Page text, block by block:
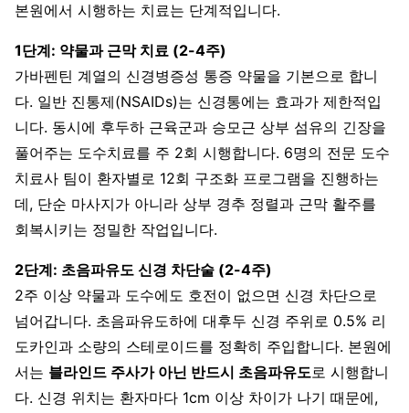
본원에서 시행하는 치료는 단계적입니다.
1단계: 약물과 근막 치료 (2-4주)
가바펜틴 계열의 신경병증성 통증 약물을 기본으로 합니
다. 일반 진통제(NSAIDs)는 신경통에는 효과가 제한적입
니다. 동시에 후두하 근육군과 승모근 상부 섬유의 긴장을
풀어주는 도수치료를 주 2회 시행합니다. 6명의 전문 도수
치료사 팀이 환자별로 12회 구조화 프로그램을 진행하는
데, 단순 마사지가 아니라 상부 경추 정렬과 근막 활주를
회복시키는 정밀한 작업입니다.
2단계: 초음파유도 신경 차단술 (2-4주)
2주 이상 약물과 도수에도 호전이 없으면 신경 차단으로
넘어갑니다. 초음파유도하에 대후두 신경 주위로 0.5% 리
도카인과 소량의 스테로이드를 정확히 주입합니다. 본원에
서는 블라인드 주사가 아닌 반드시 초음파유도로 시행합니
다. 신경 위치는 환자마다 1cm 이상 차이가 나기 때문에,